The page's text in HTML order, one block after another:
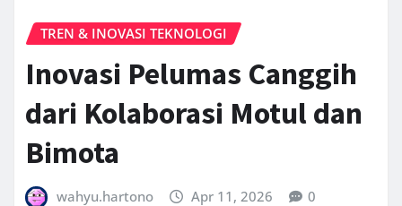
TREN & INOVASI TEKNOLOGI
Inovasi Pelumas Canggih
dari Kolaborasi Motul dan
Bimota
wahyu.hartono Apr 11, 2026 0